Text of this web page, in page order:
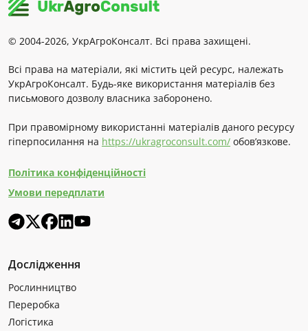
© 2004-2026, УкрАгроКонсалт. Всі права захищені.
Всі права на матеріали, які містить цей ресурс, належать
УкрАгроКонсалт. Будь-яке використання матеріалів без
письмового дозволу власника заборонено.
При правомірному використанні матеріалів даного ресурсу
гіперпосилання на https://ukragroconsult.com/ обов’язкове.
Політика конфіденційності
Умови передплати
Дослідження
Рослинництво
Переробка
Логістика